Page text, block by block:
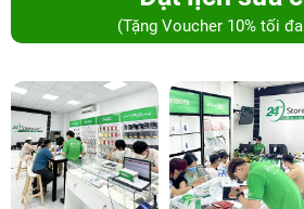
(Tặng Voucher 10% tối